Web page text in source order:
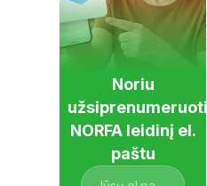
Noriu
užsiprenumeruoti
NORFA leidinį el.
paštu